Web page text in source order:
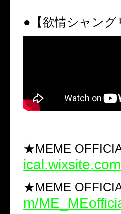
● 【欲情シャング
★MEME
★MEME
m/